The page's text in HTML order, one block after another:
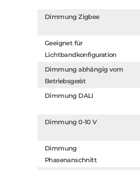
Dimmung Zigbee
Geeignet für
Lichtbandkonfiguration
Dimmung abhängig vom
Betriebsgerät
Dimmung DALI
Dimmung 0-10 V
Dimmung
Phasenanschnitt